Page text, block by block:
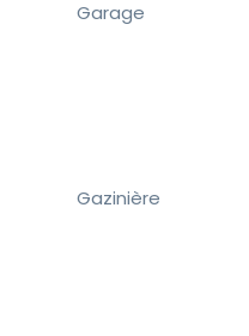
Garage
Gazinière